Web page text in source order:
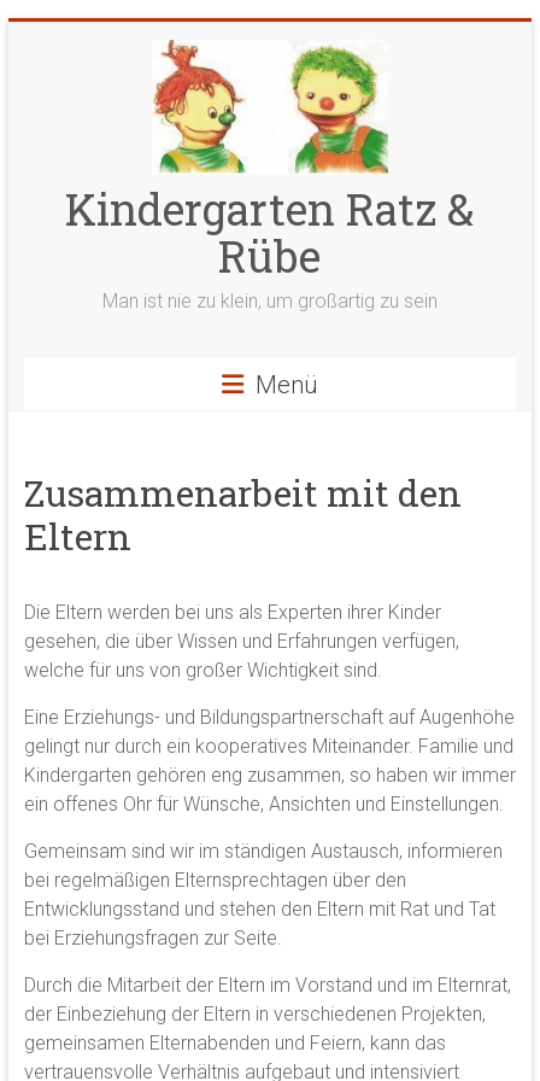
Kindergarten Ratz &
Rübe
Man ist nie zu klein, um großartig zu sein
Menü
Zusammenarbeit mit den
Eltern
Die Eltern werden bei uns als Experten ihrer Kinder
gesehen, die über Wissen und Erfahrungen verfügen,
welche für uns von großer Wichtigkeit sind.
Eine Erziehungs- und Bildungspartnerschaft auf Augenhöhe
gelingt nur durch ein kooperatives Miteinander. Familie und
Kindergarten gehören eng zusammen, so haben wir immer
ein offenes Ohr für Wünsche, Ansichten und Einstellungen.
Gemeinsam sind wir im ständigen Austausch, informieren
bei regelmäßigen Elternsprechtagen über den
Entwicklungsstand und stehen den Eltern mit Rat und Tat
bei Erziehungsfragen zur Seite.
Durch die Mitarbeit der Eltern im Vorstand und im Elternrat,
der Einbeziehung der Eltern in verschiedenen Projekten,
gemeinsamen Elternabenden und Feiern, kann das
vertrauensvolle Verhältnis aufgebaut und intensiviert